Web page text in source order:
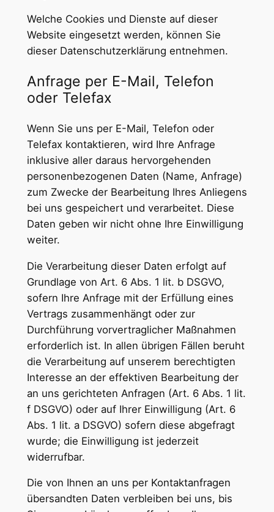
Welche Cookies und Dienste auf dieser
Website eingesetzt werden, können Sie
dieser Datenschutzerklärung entnehmen.
Anfrage per E-Mail, Telefon
oder Telefax
Wenn Sie uns per E-Mail, Telefon oder
Telefax kontaktieren, wird Ihre Anfrage
inklusive aller daraus hervorgehenden
personenbezogenen Daten (Name, Anfrage)
zum Zwecke der Bearbeitung Ihres Anliegens
bei uns gespeichert und verarbeitet. Diese
Daten geben wir nicht ohne Ihre Einwilligung
weiter.
Die Verarbeitung dieser Daten erfolgt auf
Grundlage von Art. 6 Abs. 1 lit. b DSGVO,
sofern Ihre Anfrage mit der Erfüllung eines
Vertrags zusammenhängt oder zur
Durchführung vorvertraglicher Maßnahmen
erforderlich ist. In allen übrigen Fällen beruht
die Verarbeitung auf unserem berechtigten
Interesse an der effektiven Bearbeitung der
an uns gerichteten Anfragen (Art. 6 Abs. 1 lit.
f DSGVO) oder auf Ihrer Einwilligung (Art. 6
Abs. 1 lit. a DSGVO) sofern diese abgefragt
wurde; die Einwilligung ist jederzeit
widerrufbar.
Die von Ihnen an uns per Kontaktanfragen
übersandten Daten verbleiben bei uns, bis